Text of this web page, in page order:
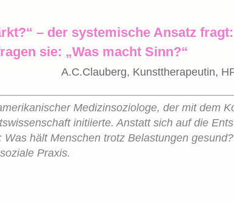
– der systemische Ansatz
sie: „Was macht Sinn?“
A.C.Clauberg, Kunsttherapeutin,
Medizinsoziologe, der mit dem
initiierte. Anstatt sich auf die
hält Menschen trotz Belastungen
Praxis.